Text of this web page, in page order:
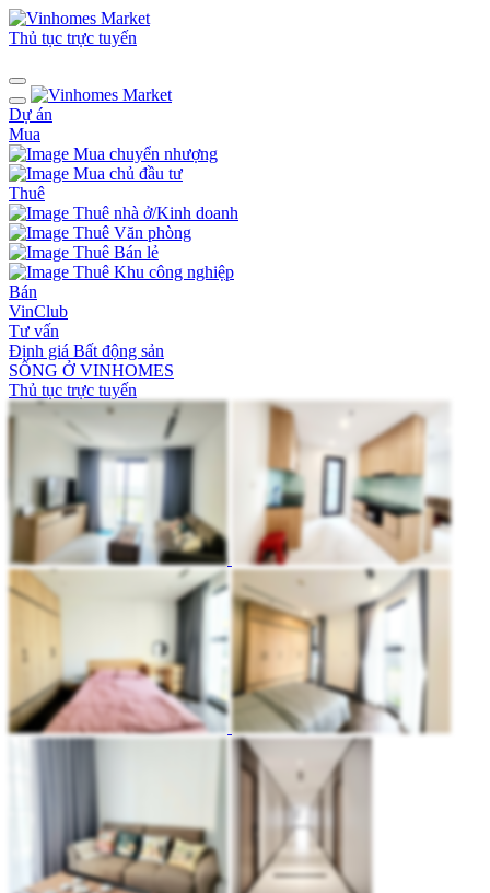
Thủ tục trực tuyến
Dự án
Mua
Mua chuyển nhượng
Mua chủ đầu tư
Thuê
Thuê nhà ở/Kinh doanh
Thuê Văn phòng
Thuê Bán lẻ
Thuê Khu công nghiệp
Bán
VinClub
Tư vấn
Định giá Bất động sản
SỐNG Ở VINHOMES
Thủ tục trực tuyến